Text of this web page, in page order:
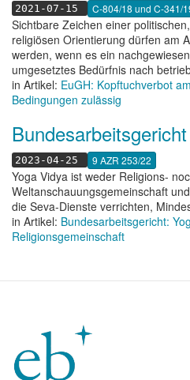
2021-07-15 C-804/18 und C-341/
Sichtbare Zeichen einer
religiösen Orientierung dürfen am
werden, wenn es ein
umgesetztes Bedürfnis nach
in Artikel: EuGH: Kopftuchverbot
Bedingungen zulässig
Bundesarbeitsgericht
2023-04-25 9 AZR 253/22
Yoga Vidya ist weder Religions-
Weltanschauungsgemeinschaft
die Seva-Dienste verrichten,
in Artikel: Bundesarbeitsgericht:
Religionsgemeinschaft